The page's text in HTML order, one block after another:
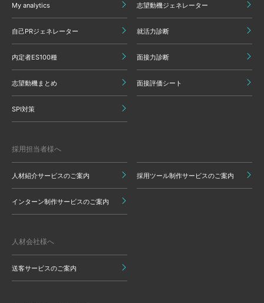
My analytics 志望動機ジェネレーター
自己PRジェネレーター 就活力診断
内定者ES100種 面接力診断
志望動機まとめ 面接評価シート
SPI対策
採用担当者様へ
人材紹介サービスのご案内 採用ツール制作サービスのご案内
インターン制作サービスのご案内
人材会社様へ
送客サービスのご案内